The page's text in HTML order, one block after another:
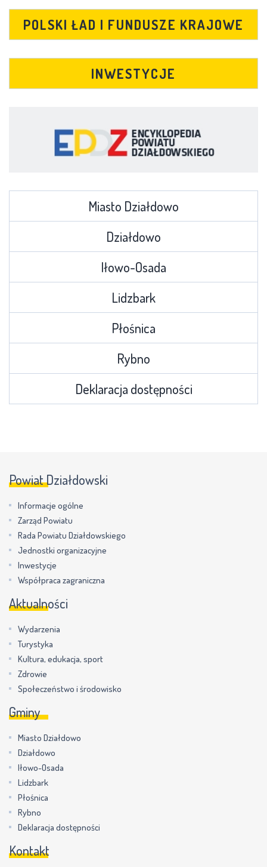
POLSKI ŁAD I FUNDUSZE KRAJOWE
INWESTYCJE
Miasto Działdowo
Działdowo
Iłowo-Osada
Lidzbark
Płośnica
Rybno
Deklaracja dostępności
Powiat Działdowski
Informacje ogólne
Zarząd Powiatu
Rada Powiatu Działdowskiego
Jednostki organizacyjne
Inwestycje
Współpraca zagraniczna
Aktualności
Wydarzenia
Turystyka
Kultura, edukacja, sport
Zdrowie
Społeczeństwo i środowisko
Gminy
Miasto Działdowo
Działdowo
Iłowo-Osada
Lidzbark
Płośnica
Rybno
Deklaracja dostępności
Kontakt